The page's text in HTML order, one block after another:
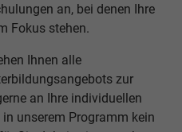
an, bei denen Ihre
Fokus stehen.
Ihnen alle
zur
an Ihre individuellen
unserem Programm kein